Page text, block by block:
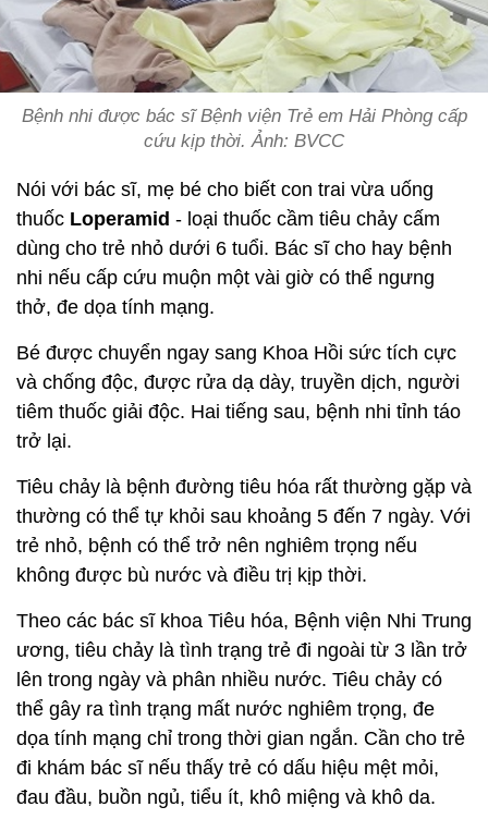
Bệnh nhi được bác sĩ Bệnh viện Trẻ em Hải Phòng cấp
cứu kịp thời. Ảnh: BVCC
Nói với bác sĩ, mẹ bé cho biết con trai vừa uống
thuốc Loperamid - loại thuốc cầm tiêu chảy cấm
dùng cho trẻ nhỏ dưới 6 tuổi. Bác sĩ cho hay bệnh
nhi nếu cấp cứu muộn một vài giờ có thể ngưng
thở, đe dọa tính mạng.
Bé được chuyển ngay sang Khoa Hồi sức tích cực
và chống độc, được rửa dạ dày, truyền dịch, người
tiêm thuốc giải độc. Hai tiếng sau, bệnh nhi tỉnh táo
trở lại.
Tiêu chảy là bệnh đường tiêu hóa rất thường gặp và
thường có thể tự khỏi sau khoảng 5 đến 7 ngày. Với
trẻ nhỏ, bệnh có thể trở nên nghiêm trọng nếu
không được bù nước và điều trị kịp thời.
Theo các bác sĩ khoa Tiêu hóa, Bệnh viện Nhi Trung
ương, tiêu chảy là tình trạng trẻ đi ngoài từ 3 lần trở
lên trong ngày và phân nhiều nước. Tiêu chảy có
thể gây ra tình trạng mất nước nghiêm trọng, đe
dọa tính mạng chỉ trong thời gian ngắn. Cần cho trẻ
đi khám bác sĩ nếu thấy trẻ có dấu hiệu mệt mỏi,
đau đầu, buồn ngủ, tiểu ít, khô miệng và khô da.